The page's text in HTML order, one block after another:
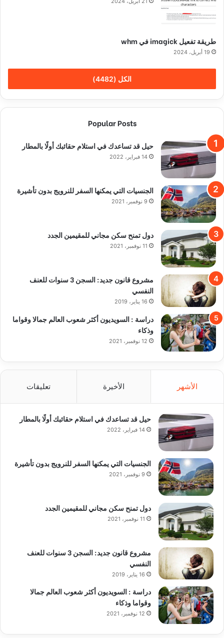
طريقة تفعيل imagick في whm
19 أبريل، 2024
الكل (4482)
Popular Posts
حيل قد تساعدك في استلام حقائبك أولًا بالمطار
14 فبراير، 2022
الجنسيات التي يمكنها السفر للنرويج بدون تأشيرة
9 نوفمبر، 2021
دول تمنح سكن مجاني للمقيمين الجدد
11 نوفمبر، 2021
مشروع قانون جديد: السجن 3 سنوات للعنف
النفسي
16 يناير، 2019
دراسة : السويديون أكثر شعوب العالم جمالا وقواما
وذكاء
12 نوفمبر، 2021
الأشهر الأخيرة تعليقات
حيل قد تساعدك في استلام حقائبك أولًا بالمطار
14 فبراير، 2022
الجنسيات التي يمكنها السفر للنرويج بدون تأشيرة
9 نوفمبر، 2021
دول تمنح سكن مجاني للمقيمين الجدد
11 نوفمبر، 2021
مشروع قانون جديد: السجن 3 سنوات للعنف
النفسي
16 يناير، 2019
دراسة : السويديون أكثر شعوب العالم جمالا
وقواما وذكاء
12 نوفمبر، 2021